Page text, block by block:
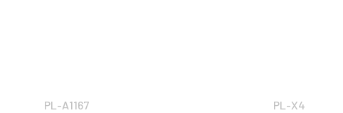
PL-A1167 PL-X4